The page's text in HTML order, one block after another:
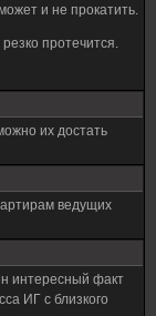
и не прокатить.
протечится.
их достать
ведущих
интересный факт
ИГ с близкого